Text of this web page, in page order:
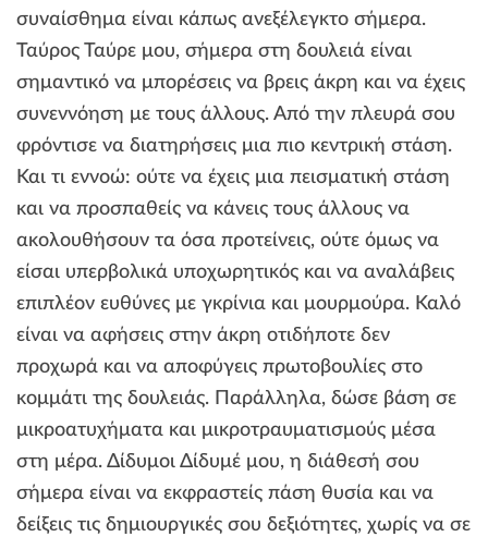
συναίσθημα είναι κάπως ανεξέλεγκτο σήμερα.
Ταύρος Ταύρε μου, σήμερα στη δουλειά είναι
σημαντικό να μπορέσεις να βρεις άκρη και να έχεις
συνεννόηση με τους άλλους. Από την πλευρά σου
φρόντισε να διατηρήσεις μια πιο κεντρική στάση.
Και τι εννοώ: ούτε να έχεις μια πεισματική στάση
και να προσπαθείς να κάνεις τους άλλους να
ακολουθήσουν τα όσα προτείνεις, ούτε όμως να
είσαι υπερβολικά υποχωρητικός και να αναλάβεις
επιπλέον ευθύνες με γκρίνια και μουρμούρα. Καλό
είναι να αφήσεις στην άκρη οτιδήποτε δεν
προχωρά και να αποφύγεις πρωτοβουλίες στο
κομμάτι της δουλειάς. Παράλληλα, δώσε βάση σε
μικροατυχήματα και μικροτραυματισμούς μέσα
στη μέρα. Δίδυμοι Δίδυμέ μου, η διάθεσή σου
σήμερα είναι να εκφραστείς πάση θυσία και να
δείξεις τις δημιουργικές σου δεξιότητες, χωρίς να σε